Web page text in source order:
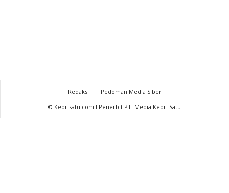
Redaksi
Pedoman Media Siber
© Keprisatu.com I Penerbit PT. Media Kepri Satu